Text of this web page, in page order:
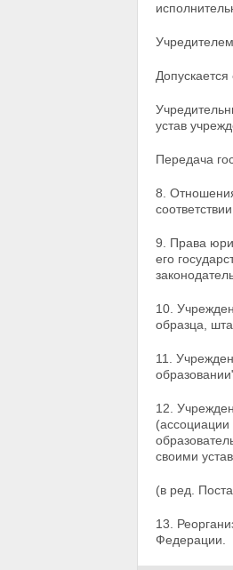
устав
Передача
8.
9. Права
его
10.
образца,
11.
12.
своими
(в ред.
13.
Федерации.